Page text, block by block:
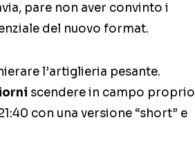
pare non aver convinto i
del nuovo format.
l’artiglieria pesante.
scendere in campo proprio
con una versione “short” e